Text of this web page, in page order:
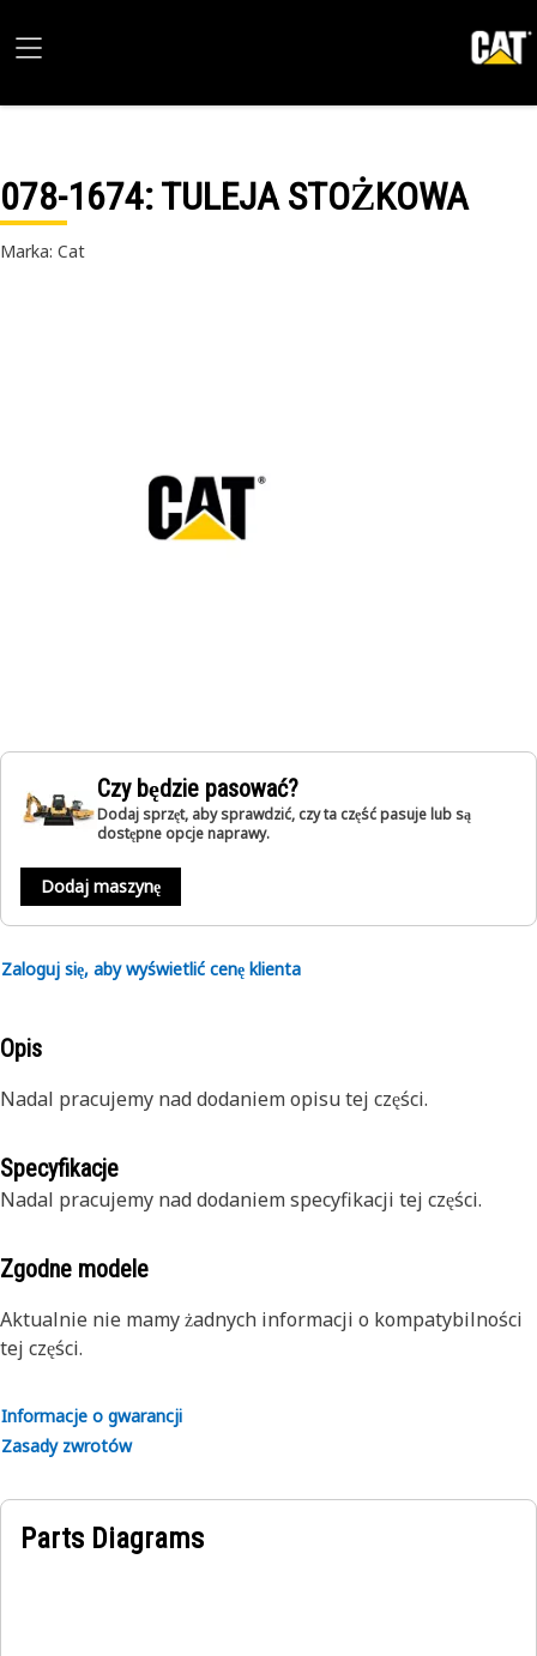
078-1674: TULEJA STOŻKOWA
Marka: Cat
Czy będzie pasować?
Dodaj sprzęt, aby sprawdzić, czy ta część pasuje lub są
dostępne opcje naprawy.
Dodaj maszynę
Zaloguj się, aby wyświetlić cenę klienta
Opis
Nadal pracujemy nad dodaniem opisu tej części.
Specyfikacje
Nadal pracujemy nad dodaniem specyfikacji tej części.
Zgodne modele
Aktualnie nie mamy żadnych informacji o kompatybilności
tej części.
Informacje o gwarancji
Zasady zwrotów
Parts Diagrams